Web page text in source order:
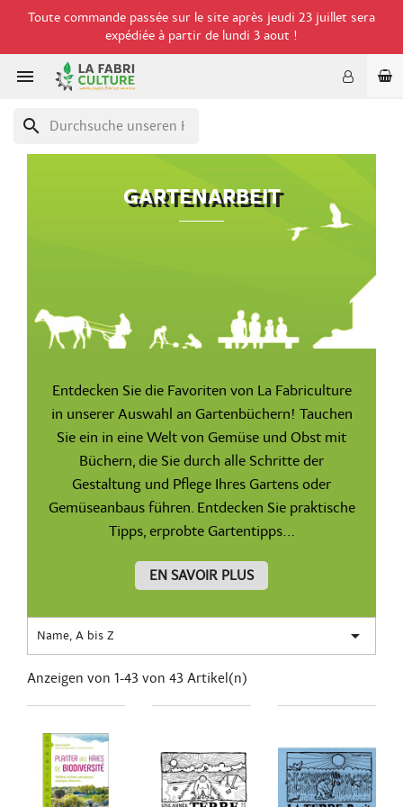
Toute commande passée sur le site après jeudi 23 juillet sera
expédiée à partir de lundi 3 aout !

search
GARTENARBEIT
Entdecken Sie die Favoriten von La Fabriculture
in unserer Auswahl an Gartenbüchern! Tauchen
Sie ein in eine Welt von Gemüse und Obst mit
Büchern, die Sie durch alle Schritte der
Gestaltung und Pflege Ihres Gartens oder
Gemüseanbaus führen. Entdecken Sie praktische
Tipps, erprobte Gartentipps...
EN SAVOIR PLUS
Name, A bis Z 
Anzeigen von 1-43 von 43 Artikel(n)